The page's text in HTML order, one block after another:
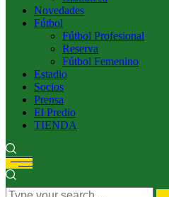
Novedades
Fútbol
Fútbol Profesional
Reserva
Fútbol Femenino
Estadio
Socios
Prensa
El Predio
TIENDA